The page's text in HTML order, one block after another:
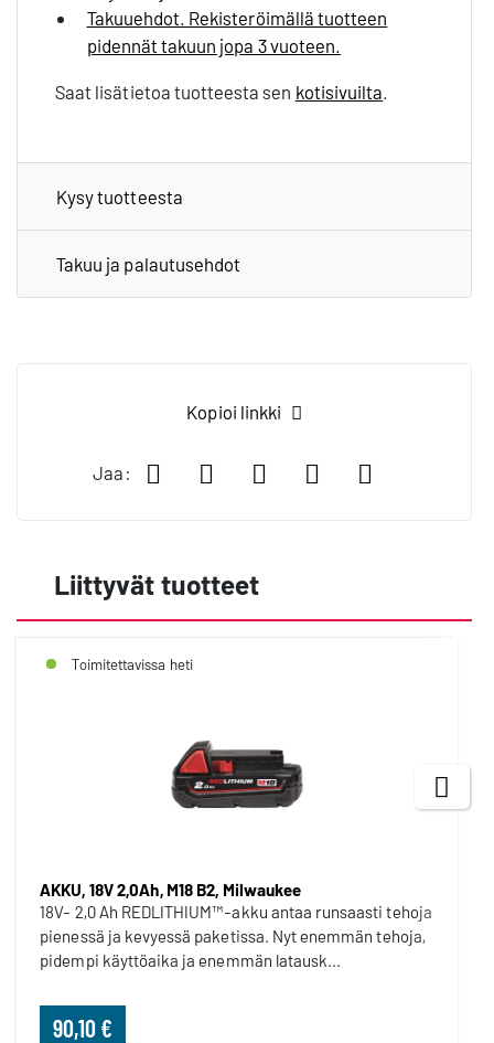
Takuuehdot. Rekisteröimällä tuotteen
pidennät takuun jopa 3 vuoteen.
Saat lisätietoa tuotteesta sen kotisivuilta
Kysy tuotteesta
Takuu ja palautusehdot
Kopioi linkki
Jaa: Jaa Facebookissa
Jaa LinkedIn:ssä
Jaa X:ssä
Jaa
Liittyvät tuotteet
Toimitettavissa heti
AKKU, 18V 2,0Ah, M18 B2, Milwaukee
18V- 2,0 Ah REDLITHIUM™-akku antaa runsaasti tehoja
pienessä ja kevyessä paketissa. Nyt enemmän tehoja,
pidempi käyttöaika ja enemmän latausk...
90,10 €
Next